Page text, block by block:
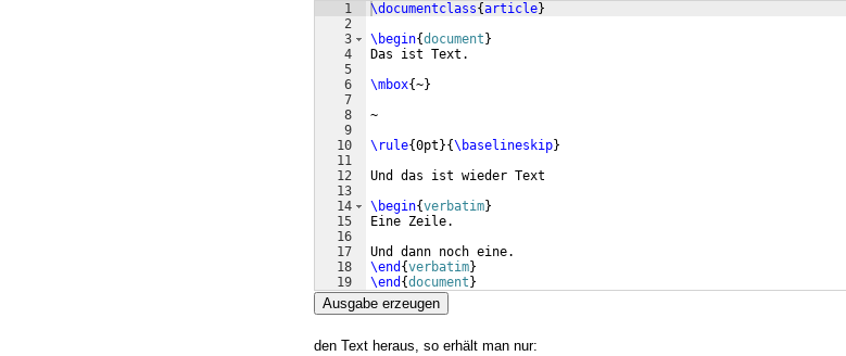
1
2
3
4
5
6
7
8
9
10
11
12
13
14
15
16
17
18
19
\documentclass{article}
\begin{document }
Das ist Text.
\mbox{~}
~
\rule{0pt }{\baselineskip}
Und das ist wieder Text
\begin{verbatim}
Eine Zeile.
Und dann noch eine.
\end {verbatim}
\end {document }
Ausgabe erzeugen
den Text heraus, so erhält man nur: